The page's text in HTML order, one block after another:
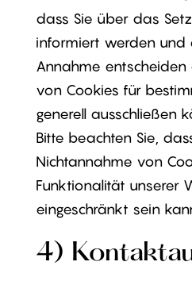
dass Sie über das
informiert werden und
Annahme
von Cookies für
generell ausschließen
Bitte beachten Sie,
Nichtannahme von
Funktionalität unserer
eingeschränkt sein
4)